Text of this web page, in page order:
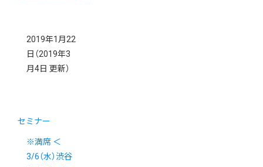
2019年1月22
日 （2019年3
月4日 更新）
セミナー
※満席 ＜
3/6（水）渋谷